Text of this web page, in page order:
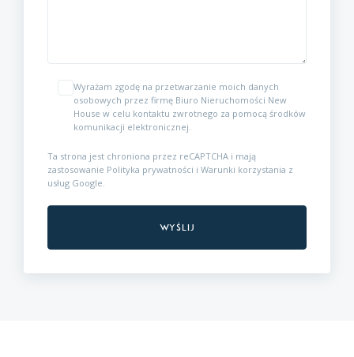
Wyrażam zgodę na przetwarzanie moich danych
osobowych przez firmę Biuro Nieruchomości New
House w celu kontaktu zwrotnego za pomocą środków
komunikacji elektronicznej.
Ta strona jest chroniona przez reCAPTCHA i mają
zastosowanie Polityka prywatności i Warunki korzystania z
usług Google.